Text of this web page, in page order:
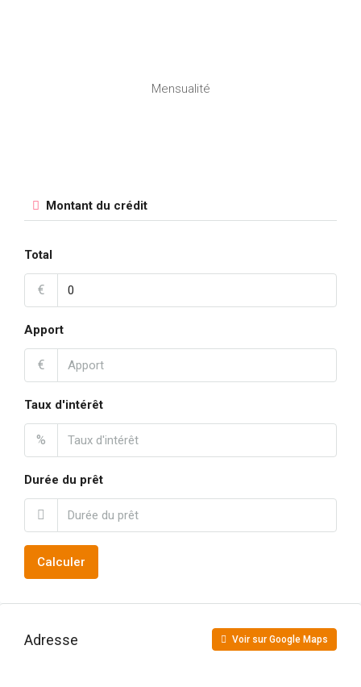
Mensualité
Montant du crédit
Total
€
Apport
€
Taux d'intérêt
%
Durée du prêt
Calculer
Adresse Voir sur Google Maps